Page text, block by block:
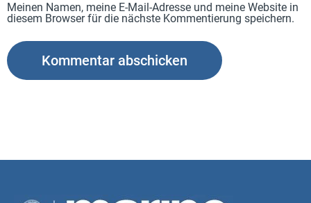
Meinen Namen, meine E-Mail-Adresse und meine Website in
diesem Browser für die nächste Kommentierung speichern.